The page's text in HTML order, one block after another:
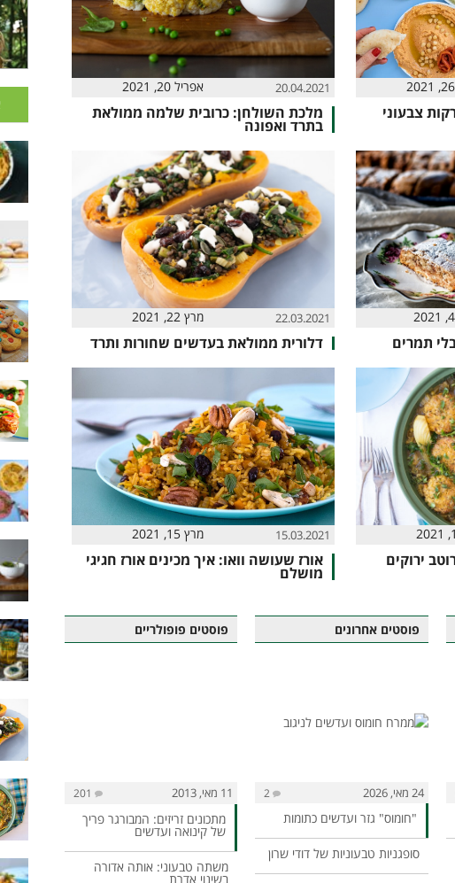
צבעוני
20.04.2021 אפריל 20, 2021
מלכת השולחן: כרובית שלמה ממולאת
בתרד ואפונה
תמרים
22.03.2021 מרץ 22, 2021
דלורית ממולאת בעדשים שחורות ותרד
ירוקים
15.03.2021 מרץ 15, 2021
אורז שעושה וואו: איך מכינים אורז חגיגי
מושלם
פוסטים אחרונים
24 מאי, 2026 2
"חומוס" גזר ועדשים כתומות
סופגניות טבעוניות של דודי שרון
פוסטים פופולריים
11 מאי, 2013 201
מתכונים זריזים: המבורגר פריך
של קינואה ועדשים
משתה טבעוני: אותה אדורה
בשינוי אדרת